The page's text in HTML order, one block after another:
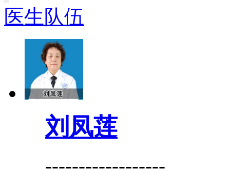
医生队伍
刘凤莲